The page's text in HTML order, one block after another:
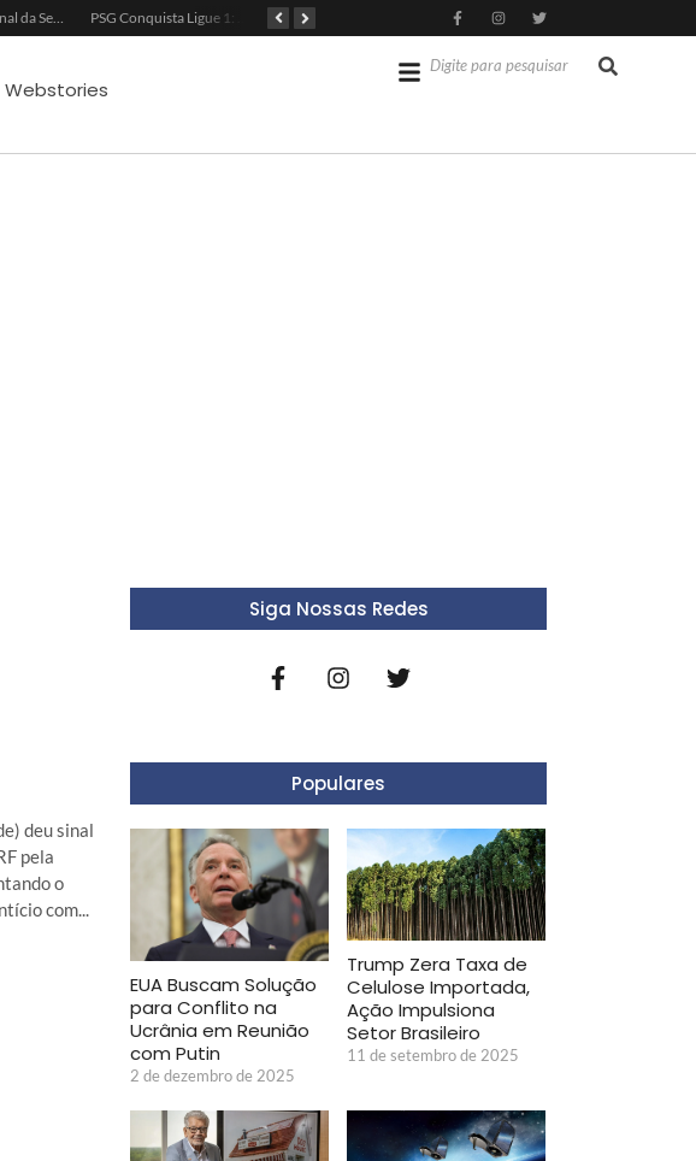
Convocação Final da Seleção Brasileira para a Copa do Mundo 2026
Webstories
deu sinal
pela
o
com...
Siga Nossas Redes
Populares
EUA Buscam Solução
para Conflito na
Ucrânia em Reunião
com Putin
2 de dezembro de 2025
Trump Zera Taxa de
Celulose Importada,
Ação Impulsiona
Setor Brasileiro
11 de setembro de 2025